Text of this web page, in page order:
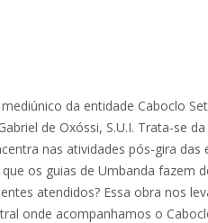
da entidade Caboclo
de Oxóssi, S.U.I. Trata-se
nas atividades pós-gira das
os guias de Umbanda fazem
atendidos? Essa obra nos
onde acompanhamos o